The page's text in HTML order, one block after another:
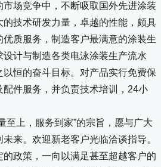
场竞争中，不断吸取国外先进涂装
技术研发力量，卓越的性能，颇具
质服务，制造客户最满意的涂装生
计与制造各类电泳涂装生产流水
恒的奋斗目标。对产品实行免费保
件服务，并负责技术培训，24小
上，服务到家”的宗旨，愿与广大
来。欢迎新老客户光临洽谈指导。
政策，一向以满足甚至超越客户的